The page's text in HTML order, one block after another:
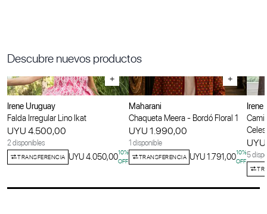
Descubre nuevos productos
+
Irene Uruguay
Falda Irregular Lino Ikat
UYU 4.500,00
2 disponibles
TRANSFERENCIA UYU 4.050,0010%
OFF
+
Maharani
Chaqueta Meera - Bordó Floral 1
UYU 1.990,00
1 disponible
TRANSFERENCIA UYU 1.791,0010%
OFF
Irene
5